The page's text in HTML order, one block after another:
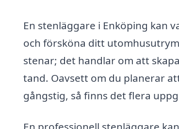
En stenläggare i Enköping kan
och försköna ditt
stenar; det handlar om att
tand. Oavsett om du planerar
gångstig, så finns det flera